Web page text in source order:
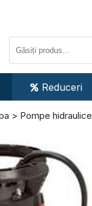
Reduceri
Pompe hidraulice